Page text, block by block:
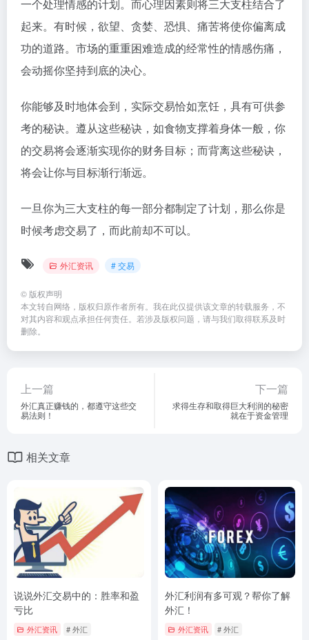
一个处理情感的计划。而心理因素则将三大支柱结合了
起来。有时候，欲望、贪婪、恐惧、痛苦将使你偏离成
功的道路。市场的重重困难造成的经常性的情感伤痛，
会动摇你坚持到底的决心。
你能够及时地体会到，实际交易恰如烹饪，具有可供参
考的秘诀。遵从这些秘诀，如食物支撑着身体一般，你
的交易将会逐渐实现你的财务目标；而背离这些秘诀，
将会让你与目标渐行渐远。
一旦你为三大支柱的每一部分都制定了计划，那么你是
时候考虑交易了，而此前却不可以。
外汇资讯 # 交易
© 版权声明
本文转自网络，版权归原作者所有。我在此仅提供该文章的转载服务，不
对其内容和观点承担任何责任。若涉及版权问题，请与我们取得联系及时
删除。
上一篇
外汇真正赚钱的，都遵守这些交
易法则！
下一篇
求得生存和取得巨大利润的秘密
就在于资金管理
相关文章
说说外汇交易中的：胜率和盈
亏比
外汇资讯 # 外汇
外汇利润有多可观？帮你了解
外汇！
外汇资讯 # 外汇